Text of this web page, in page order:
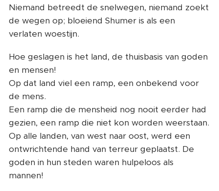
Niemand betreedt de snelwegen, niemand zoekt
de wegen op; bloeiend Shumer is als een
verlaten woestijn.
Hoe geslagen is het land, de thuisbasis van goden
en mensen!
Op dat land viel een ramp, een onbekend voor
de mens.
Een ramp die de mensheid nog nooit eerder had
gezien, een ramp die niet kon worden weerstaan.
Op alle landen, van west naar oost, werd een
ontwrichtende hand van terreur geplaatst. De
goden in hun steden waren hulpeloos als
mannen!